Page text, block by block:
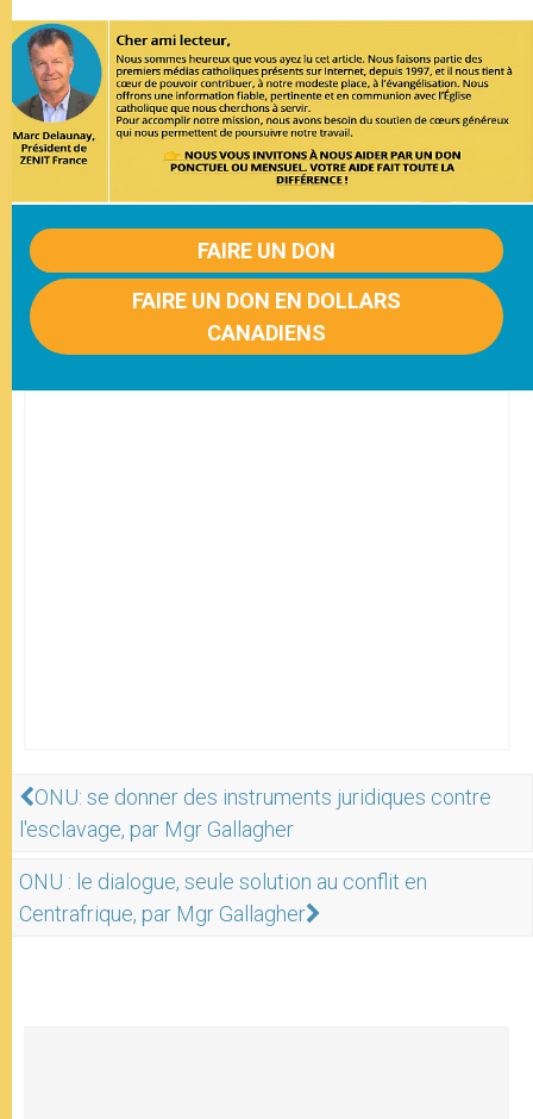
FAIRE UN DON
FAIRE UN DON EN DOLLARS
CANADIENS
ONU: se donner des instruments juridiques contre
l'esclavage, par Mgr Gallagher
ONU : le dialogue, seule solution au conflit en
Centrafrique, par Mgr Gallagher